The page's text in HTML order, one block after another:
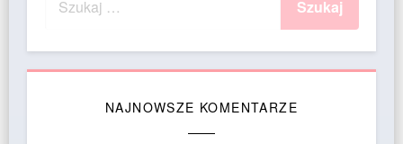
NAJNOWSZE KOMENTARZE